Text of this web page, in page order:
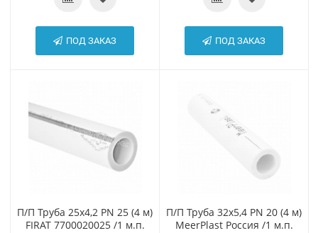
ПОД ЗАКАЗ ПОД ЗАКАЗ
П/П Труба 25х4,2 PN 25 (4 м)
FIRAT 7700020025 /1 м.п.
П/П Труба 32х5,4 PN 20 (4 м)
MeerPlast Россия /1 м.п.